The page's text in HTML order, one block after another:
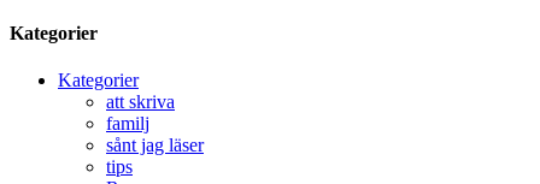
Kategorier
Kategorier
att skriva
familj
sånt jag läser
tips